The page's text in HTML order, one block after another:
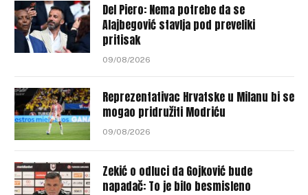
Del Piero: Nema potrebe da se
Alajbegović stavlja pod preveliki
pritisak
09/08/2026
Reprezentativac Hrvatske u Milanu bi se
mogao pridružiti Modriću
09/08/2026
Zekić o odluci da Gojković bude
napadač: To je bilo besmisleno